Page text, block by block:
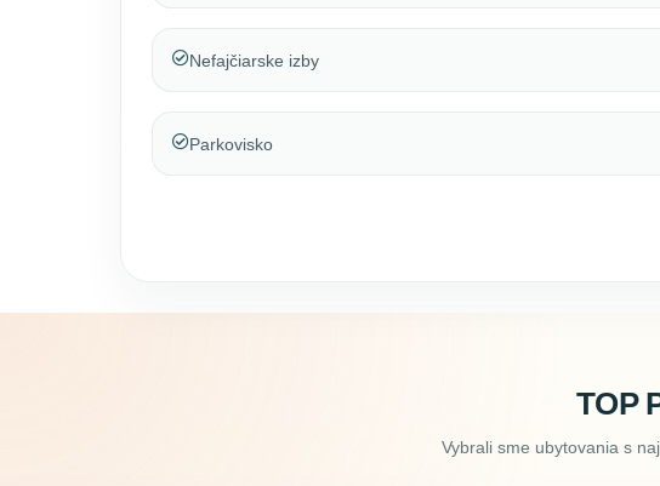
Nefajčiarske izby
Parkovisko
TOP
Vybrali sme ubytovania s